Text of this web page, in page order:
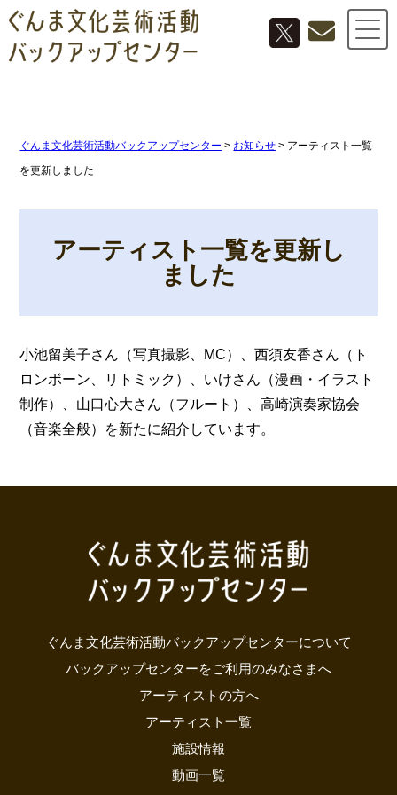
ぐんま文化芸術活動バックアップセンター > お知らせ > アーティスト一覧
を更新しました
アーティスト一覧を更新し
ました
小池留美子さん（写真撮影、MC）、西須友香さん（ト
ロンボーン、リトミック）、いけさん（漫画・イラスト
制作）、山口心大さん（フルート）、高崎演奏家協会
（音楽全般）を新たに紹介しています。
ぐんま文化芸術活動バックアップセンターについて
バックアップセンターをご利用のみなさまへ
アーティストの方へ
アーティスト一覧
施設情報
動画一覧